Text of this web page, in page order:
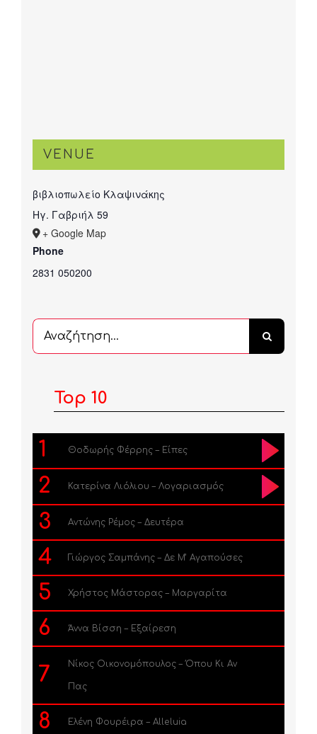
VENUE
βιβλιοπωλείο Κλαψινάκης
Ηγ. Γαβριήλ 59
+ Google Map
Phone
2831 050200
Αναζήτηση
...
Top 10
1 Θοδωρής Φέρρης – Είπες
2 Κατερίνα Λιόλιου – Λογαριασμός
3 Αντώνης Ρέμος – Δευτέρα
4 Γιώργος Σαμπάνης – Δε Μ’ Αγαπούσες
5 Χρήστος Μάστορας – Μαργαρίτα
6 Άννα Βίσση – Εξαίρεση
7 Νίκος Οικονομόπουλος – Όπου Κι Αν
Πας
8 Ελένη Φουρέιρα – Alleluia